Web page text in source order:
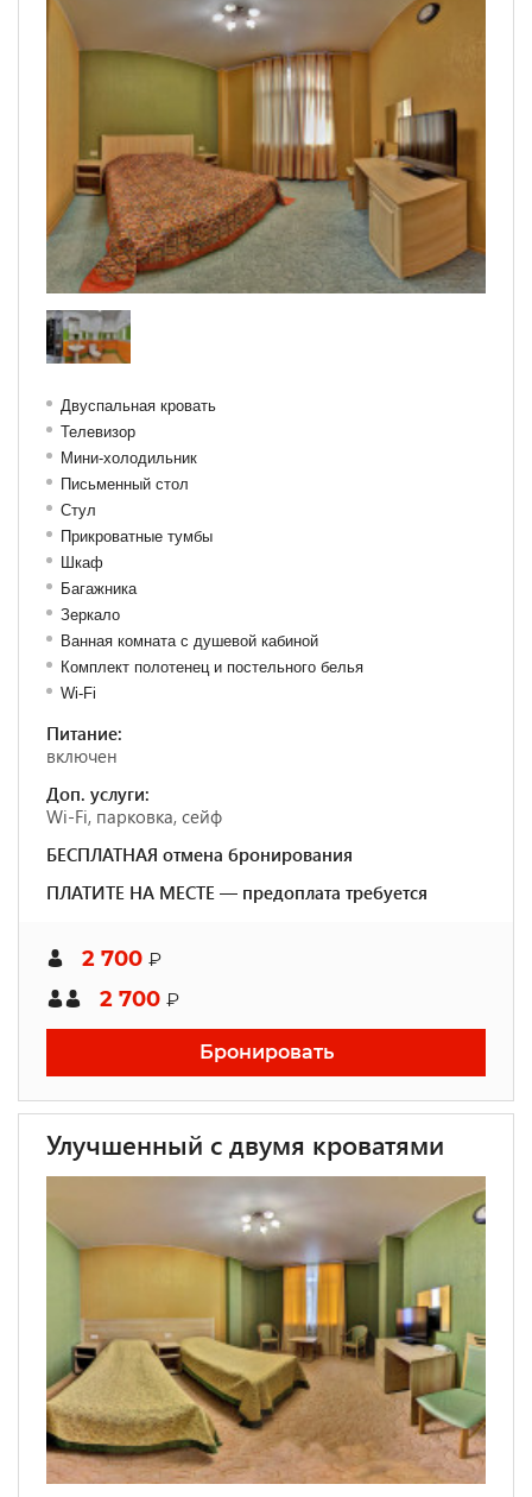
Двуспальная кровать
Телевизор
Мини-холодильник
Письменный стол
Стул
Прикроватные тумбы
Шкаф
Багажника
Зеркало
Ванная комната с душевой кабиной
Комплект полотенец и постельного белья
Wi-Fi
Питание:
включен
Доп. услуги:
Wi-Fi, парковка, сейф
БЕСПЛАТНАЯ отмена бронирования
ПЛАТИТЕ НА МЕСТЕ — предоплата требуется
2 700 ₽
2 700 ₽
Бронировать
Улучшенный с двумя кроватями